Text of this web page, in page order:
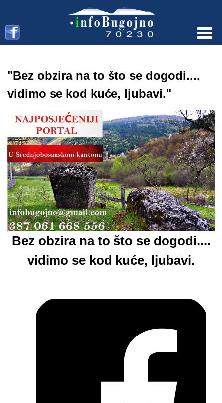
"Bez obzira na to što se dogodi....
vidimo se kod kuće, ljubavi."
Bez obzira na to što se dogodi....
vidimo se kod kuće, ljubavi.